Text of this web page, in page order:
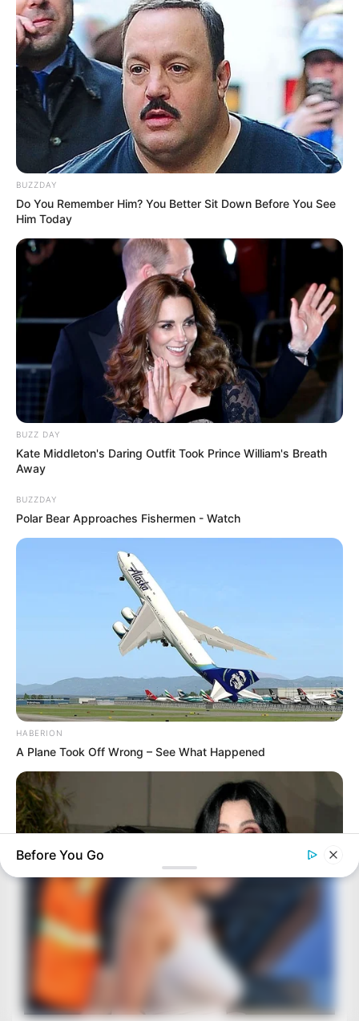
BUZZDAY
Do You Remember Him? You Better Sit Down Before You See
Him Today
BUZZ DAY
Kate Middleton's Daring Outfit Took Prince William's Breath
Away
BUZZDAY
Polar Bear Approaches Fishermen - Watch
HABERION
A Plane Took Off Wrong – See What Happened
Remember Chaz Bono? You Better Sit Down Before You See
Him Now
Before You Go